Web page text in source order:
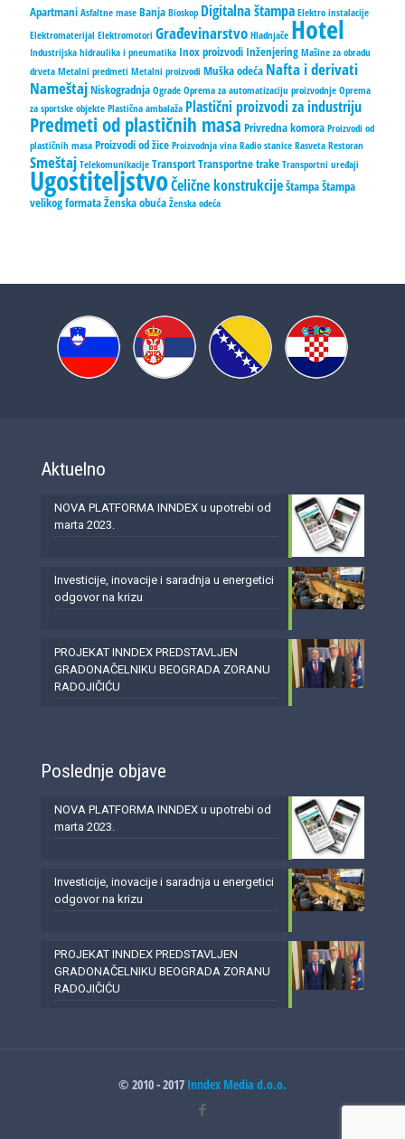
Apartmani Asfaltne mase Banja Bioskop Digitalna štampa Elektro instalacije
Elektromaterijal Elektromotori Građevinarstvo Hladnjače Hotel
Industrijska hidraulika i pneumatika Inox proizvodi Inženjering Mašine za obradu
drveta Metalni predmeti Metalni proizvodi Muška odeća Nafta i derivati
NameštajNiskogradnja Ograde Oprema za automatizaciju proizvodnje Oprema
za sportske objekte Plastična ambalaža Plastični proizvodi za industriju
Predmeti od plastičnih masa Privredna komora Proizvodi od
plastičnih masa Proizvodi od žice Proizvodnja vina Radio stanice Rasveta Restoran
Smeštaj Telekomunikacije TransportTransportne trake Transportni uređaji
UgostiteljstvoČelične konstrukcijeŠtampaŠtampa
velikog formataŽenska obuća Ženska odeća
Aktuelno
NOVA PLATFORMA INNDEX u upotrebi od
marta 2023.
Investicije, inovacije i saradnja u energetici
odgovor na krizu
PROJEKAT INNDEX PREDSTAVLJEN
GRADONAČELNIKU BEOGRADA ZORANU
RADOJIČIĆU
Poslednje objave
NOVA PLATFORMA INNDEX u upotrebi od
marta 2023.
Investicije, inovacije i saradnja u energetici
odgovor na krizu
PROJEKAT INNDEX PREDSTAVLJEN
GRADONAČELNIKU BEOGRADA ZORANU
RADOJIČIĆU
© 2010 - 2017 Inndex Media d.o.o.